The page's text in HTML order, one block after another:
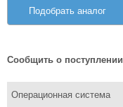
Подобрать аналог
Сообщить о поступлении
Операционная система